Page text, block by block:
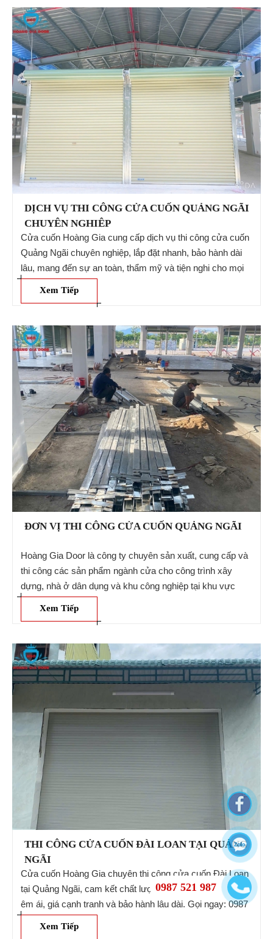
DỊCH VỤ THI CÔNG CỬA CUỐN QUẢNG NGÃI
CHUYÊN NGHIỆP
Cửa cuốn Hoàng Gia cung cấp dịch vụ thi công cửa cuốn
Quảng Ngãi chuyên nghiệp, lắp đặt nhanh, bảo hành dài
lâu, mang đến sự an toàn, thẩm mỹ và tiện nghi cho mọi
Xem Tiếp
ĐƠN VỊ THI CÔNG CỬA CUỐN QUẢNG NGÃI
Hoàng Gia Door là công ty chuyên sản xuất, cung cấp và
thi công các sản phẩm ngành cửa cho công trình xây
dựng, nhà ở dân dụng và khu công nghiệp tại khu vực
tôi gồm Cửa cuốn, cửa kéo và các phụ kiện khác,... Gọi
Xem Tiếp
THI CÔNG CỬA CUỐN ĐÀI LOAN TẠI QUẢNG
NGÃI
Cửa cuốn Hoàng Gia chuyên thi công cửa cuốn Đài Loan
tại Quảng Ngãi, cam kết chất lượng, bền đẹp, vận hành
êm ái, giá cạnh tranh và bảo hành lâu dài. Gọi ngay: 0987
Xem Tiếp
0987 521 987